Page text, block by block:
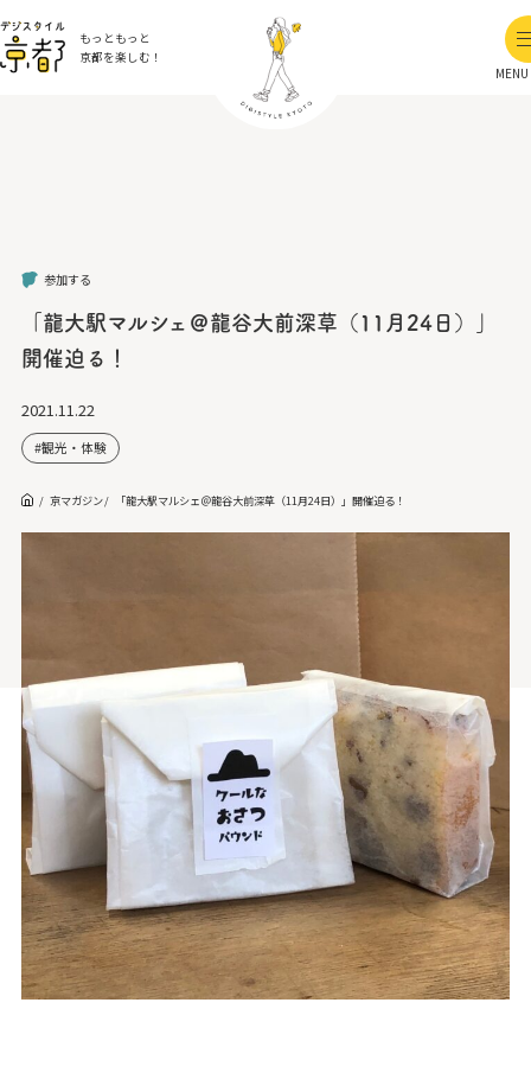
もっともっと
京都を楽しむ！
MENU
参加する
「龍大駅マルシェ＠龍谷大前深草（11月24日）」
開催迫る！
2021.11.22
観光・体験
京マガジン 「龍大駅マルシェ＠龍谷大前深草（11月24日）」開催迫る！